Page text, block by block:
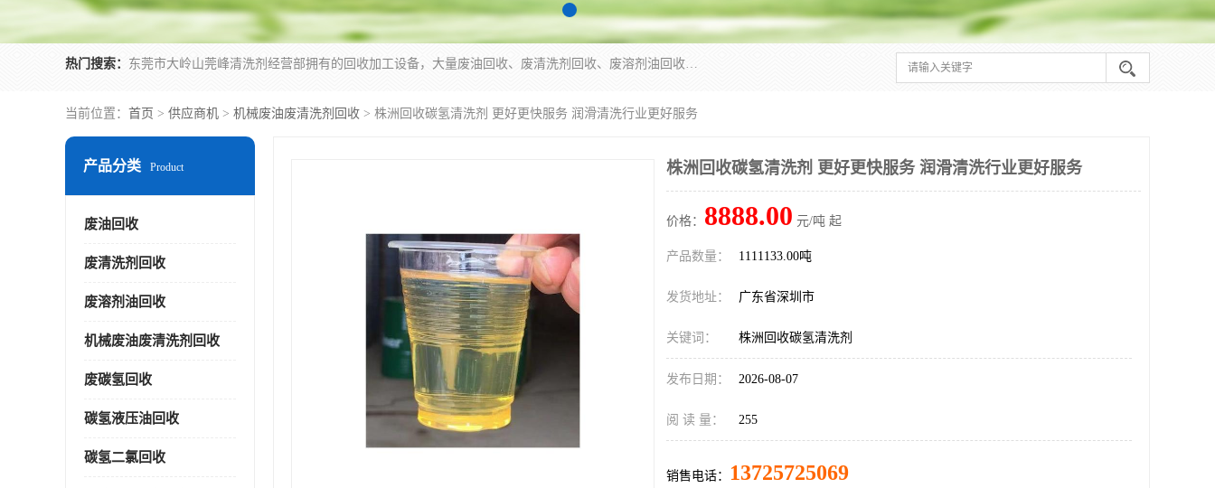
热门搜索： 东莞市大岭山莞峰清洗剂经营部拥有的回收加工设备，大量废油回收、废清洗剂回收、废溶剂油回收、机械废油废清洗剂回收、废碳氢回收、碳氢液压油回收、碳氢二氯回收等废清洗剂处理；我们只是提供废旧化工原料的循环使用存放点，执行正规的存放，有正规的回收资质处理。同时我们公司批发零售回收级清洗剂，脱模油再生基础油，质量保证。
当前位置： 首页 > 供应商机 > 机械废油废清洗剂回收 > 株洲回收碳氢清洗剂 更好更快服务 润滑清洗行业更好服务
产品分类 Product
废油回收
废清洗剂回收
废溶剂油回收
机械废油废清洗剂回收
废碳氢回收
碳氢液压油回收
碳氢二氯回收
株洲回收碳氢清洗剂 更好更快服务 润滑清洗行业更好服务
价格： 8888.00 元/吨 起
产品数量： 1111133.00吨
发货地址： 广东省深圳市
关键词： 株洲回收碳氢清洗剂
发布日期： 2026-08-07
阅 读 量： 255
销售电话： 13725725069